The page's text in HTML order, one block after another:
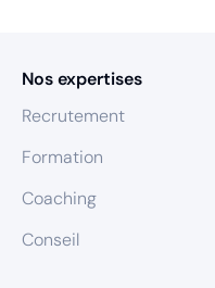
Nos expertises
Recrutement
Formation
Coaching
Conseil